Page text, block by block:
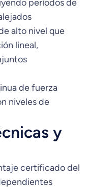
períodos de
alto nivel que
lineal,
de fuerza
niveles de
y
certificado del